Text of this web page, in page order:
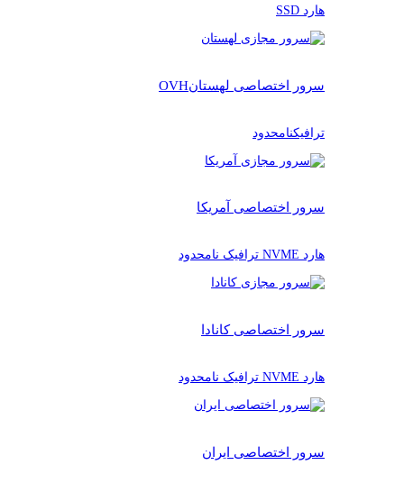
هارد SSD
سرور اختصاصی لهستانOVH
ترافیکنامحدود
سرور اختصاصی آمریکا
هارد NVME ترافیک نامحدود
سرور اختصاصی کانادا
هارد NVME ترافیک نامحدود
سرور اختصاصی ایران